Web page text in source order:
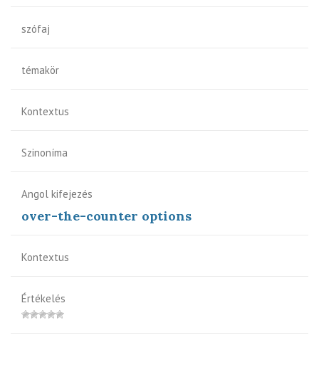
szófaj
témakör
Kontextus
Szinoníma
Angol kifejezés
over-the-counter options
Kontextus
Értékelés